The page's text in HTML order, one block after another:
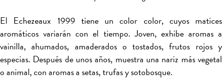
El Echezeaux 1999 tiene un color color, cuyos matices
aromáticos variarán con el tiempo. Joven, exhibe aromas a
vainilla, ahumados, amaderados o tostados, frutos rojos y
especias. Después de unos años, muestra una nariz más vegetal
o animal, con aromas a setas, trufas y sotobosque.